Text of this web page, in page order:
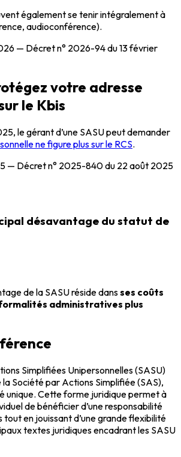
également se tenir intégralement à
audioconférence).
— Décret n° 2026-94 du 13 février
votre adresse
le Kbis
le gérant d’une SASU peut demander
ne figure plus sur le RCS.
— Décret n° 2025-840 du 22 août 2025
désavantage du statut de
de la SASU réside dansses coûts
administratives plus
Simplifiées Unipersonnelles (SASU)
Société par Actions Simplifiée (SAS),
unique. Cette forme juridique permet à
de bénéficier d’une responsabilité
en jouissant d’une grande flexibilité
textes juridiques encadrant les SASU